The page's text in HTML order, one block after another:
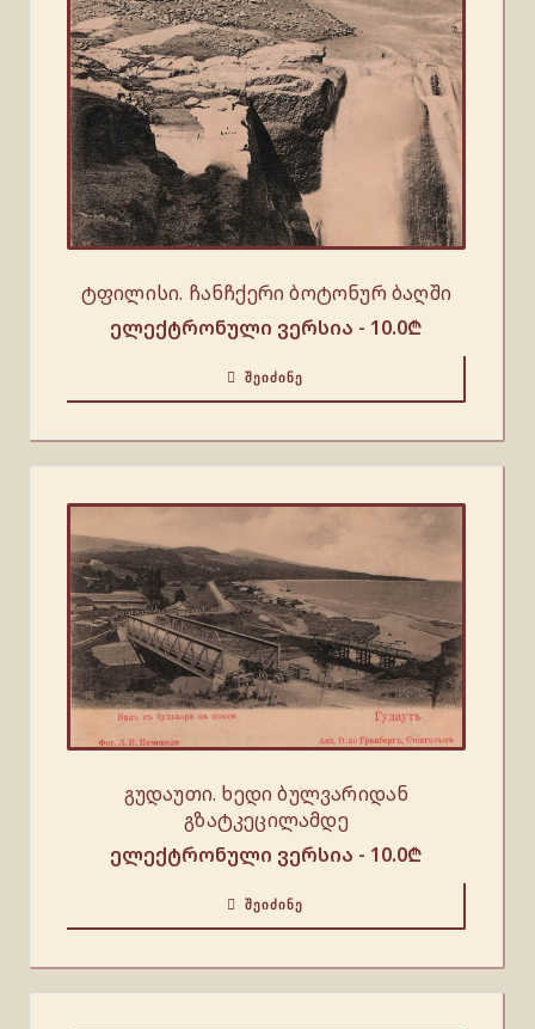
ტფილისი. ჩანჩქერი ბოტონურ ბაღში
ელექტრონული ვერსია - 10.0₾
ᲨᲔᲘᲫᲘᲜᲔ
გუდაუთი. ხედი ბულვარიდან
გზატკეცილამდე
ელექტრონული ვერსია - 10.0₾
ᲨᲔᲘᲫᲘᲜᲔ